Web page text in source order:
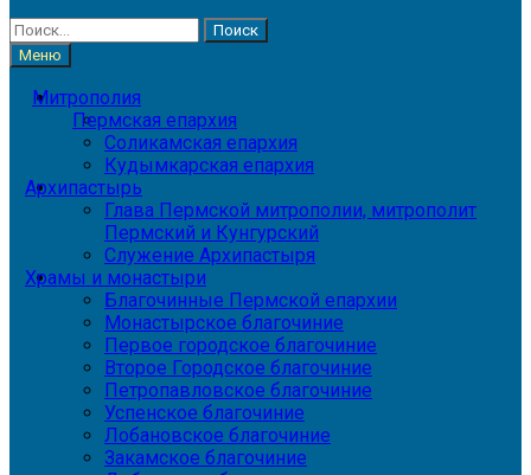
Найти:
Меню
Митрополия
Пермская епархия
Соликамская епархия
Кудымкарская епархия
Архипастырь
Глава Пермской митрополии, митрополит
Пермский и Кунгурский
Служение Архипастыря
Храмы и монастыри
Благочинные Пермской епархии
Монастырское благочиние
Первое городское благочиние
Второе Городское благочиние
Петропавловское благочиние
Успенское благочиние
Лобановское благочиние
Закамское благочиние